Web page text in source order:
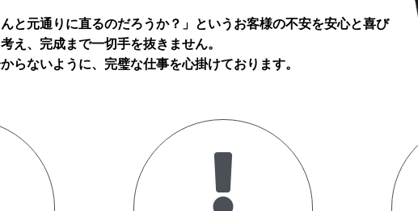
と元通りに直るのだろうか？」というお客様の不安を安心と喜び
え、完成まで一切手を抜きません。
らないように、完璧な仕事を心掛けております。